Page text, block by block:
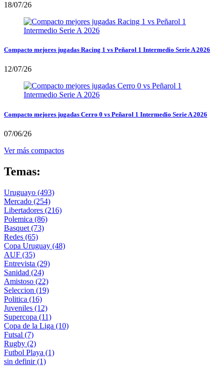
18/07/26
Compacto mejores jugadas Racing 1 vs Peñarol 1 Intermedio Serie A 2026
12/07/26
Compacto mejores jugadas Cerro 0 vs Peñarol 1 Intermedio Serie A 2026
07/06/26
Ver más compactos
Temas:
Uruguayo (493)
Mercado (254)
Libertadores (216)
Polemica (86)
Basquet (73)
Redes (65)
Copa Uruguay (48)
AUF (35)
Entrevista (29)
Sanidad (24)
Amistoso (22)
Seleccion (19)
Politica (16)
Juveniles (12)
Supercopa (11)
Copa de la Liga (10)
Futsal (7)
Rugby (2)
Futbol Playa (1)
sin definir(1)